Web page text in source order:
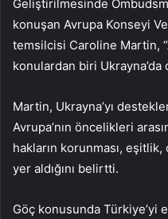
Geliştirilmesinde
konuşan Avrupa Konseyi
temsilcisi Caroline Martin,
konulardan biri Ukrayna’da
Martin, Ukrayna’yı
Avrupa’nın öncelikleri
hakların korunması,
yer aldığını belirtti.
Göç konusunda Türkiye’yi